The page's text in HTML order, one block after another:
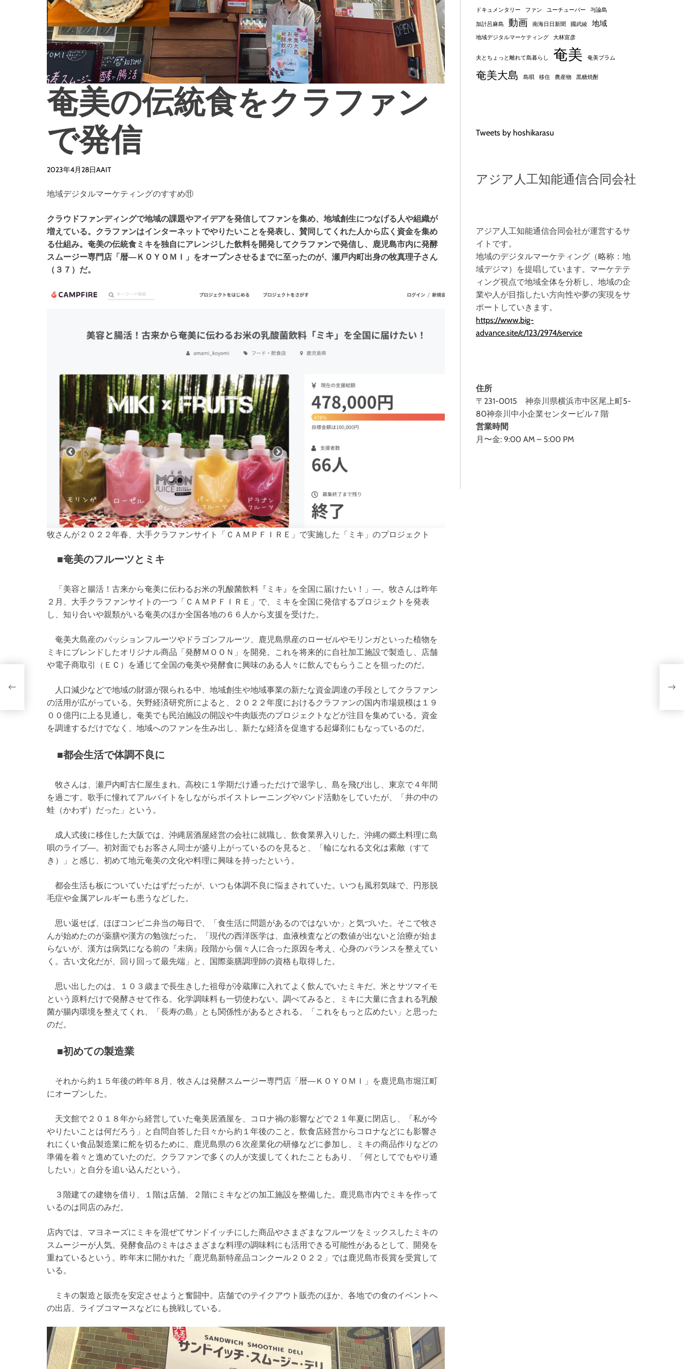
奄美の伝統食をクラファン
で発信
2023年4月28日AAIT
地域デジタルマーケティングのすすめ⑪
クラウドファンディングで地域の課題やアイデアを発信してファンを集め、地域創生につなげる人や組織が
増えている。クラファンはインターネットでやりたいことを発表し、賛同してくれた人から広く資金を集め
る仕組み。奄美の伝統食ミキを独自にアレンジした飲料を開発してクラファンで発信し、鹿児島市内に発酵
スムージー専門店「暦―ＫＯＹＯＭＩ」をオープンさせるまでに至ったのが、瀬戸内町出身の牧真理子さん
（３７）だ。
牧さんが２０２２年春、大手クラファンサイト「ＣＡＭＰＦＩＲＥ」で実施した「ミキ」のプロジェクト
■奄美のフルーツとミキ
「美容と腸活！古来から奄美に伝わるお米の乳酸菌飲料『ミキ』を全国に届けたい！」―。牧さんは昨年
２月、大手クラファンサイトの一つ「ＣＡＭＰＦＩＲＥ」で、ミキを全国に発信するプロジェクトを発表
し、知り合いや親類がいる奄美のほか全国各地の６６人から支援を受けた。
奄美大島産のパッションフルーツやドラゴンフルーツ、鹿児島県産のローゼルやモリンガといった植物を
ミキにブレンドしたオリジナル商品「発酵ＭＯＯＮ」を開発。これを将来的に自社加工施設で製造し、店舗
や電子商取引（ＥＣ）を通じて全国の奄美や発酵食に興味のある人々に飲んでもらうことを狙ったのだ。
人口減少などで地域の財源が限られる中、地域創生や地域事業の新たな資金調達の手段としてクラファン
の活用が広がっている。矢野経済研究所によると、２０２２年度におけるクラファンの国内市場規模は１９
００億円に上る見通し。奄美でも民泊施設の開設や牛肉販売のプロジェクトなどが注目を集めている。資金
を調達するだけでなく、地域へのファンを生み出し、新たな経済を促進する起爆剤にもなっているのだ。
■都会生活で体調不良に
牧さんは、瀬戸内町古仁屋生まれ。高校に１学期だけ通っただけで退学し、島を飛び出し、東京で４年間
を過ごす。歌手に憧れてアルバイトをしながらボイストレーニングやバンド活動をしていたが、「井の中の
蛙（かわず）だった」という。
成人式後に移住した大阪では、沖縄居酒屋経営の会社に就職し、飲食業界入りした。沖縄の郷土料理に島
唄のライブ―。初対面でもお客さん同士が盛り上がっているのを見ると、「輪になれる文化は素敵（すて
き）」と感じ、初めて地元奄美の文化や料理に興味を持ったという。
都会生活も板についていたはずだったが、いつも体調不良に悩まされていた。いつも風邪気味で、円形脱
毛症や金属アレルギーも患うなどした。
思い返せば、ほぼコンビニ弁当の毎日で、「食生活に問題があるのではないか」と気づいた。そこで牧さ
んが始めたのが薬膳や漢方の勉強だった。「現代の西洋医学は、血液検査などの数値が出ないと治療が始ま
らないが、漢方は病気になる前の『未病』段階から個々人に合った原因を考え、心身のバランスを整えてい
く。古い文化だが、回り回って最先端」と、国際薬膳調理師の資格も取得した。
思い出したのは、１０３歳まで長生きした祖母が冷蔵庫に入れてよく飲んでいたミキだ。米とサツマイモ
という原料だけで発酵させて作る。化学調味料も一切使わない。調べてみると、ミキに大量に含まれる乳酸
菌が腸内環境を整えてくれ、「長寿の島」とも関係性があるとされる。「これをもっと広めたい」と思った
のだ。
■初めての製造業
それから約１５年後の昨年８月、牧さんは発酵スムージー専門店「暦―ＫＯＹＯＭＩ」を鹿児島市堀江町
にオープンした。
天文館で２０１８年から経営していた奄美居酒屋を、コロナ禍の影響などで２１年夏に閉店し、「私が今
やりたいことは何だろう」と自問自答した日々から約１年後のこと。飲食店経営からコロナなどにも影響さ
れにくい食品製造業に舵を切るために、鹿児島県の６次産業化の研修などに参加し、ミキの商品作りなどの
準備を着々と進めていたのだ。クラファンで多くの人が支援してくれたこともあり、「何としてでもやり通
したい」と自分を追い込んだという。
３階建ての建物を借り、１階は店舗、２階にミキなどの加工施設を整備した。鹿児島市内でミキを作って
いるのは同店のみだ。
店内では、マヨネーズにミキを混ぜてサンドイッチにした商品やさまざまなフルーツをミックスしたミキの
スムージーが人気。発酵食品のミキはさまざまな料理の調味料にも活用できる可能性があるとして、開発を
重ねているという。昨年末に開かれた「鹿児島新特産品コンクール２０２２」では鹿児島市長賞を受賞して
いる。
ミキの製造と販売を安定させようと奮闘中。店舗でのテイクアウト販売のほか、各地での食のイベントへ
の出店、ライブコマースなどにも挑戦している。
ドキュメンタリー ファン ユーチューバー 与論島
加計呂麻島 動画 南海日日新聞 國武綾 地域
地域デジタルマーケティング 大林宣彦
夫とちょっと離れて島暮らし 奄美 奄美プラム
奄美大島 島唄 移住 農産物 黒糖焼酎
Tweets by hoshikarasu
アジア人工知能通信合同会社
アジア人工知能通信合同会社が運営するサ
イトです。
地域のデジタルマーケティング（略称：地
域デジマ）を提唱しています。マーケテテ
ィング視点で地域全体を分析し、地域の企
業や人が目指したい方向性や夢の実現をサ
ポートしていきます。
https://www.big-
advance.site/c/123/2974/service
住所
〒231-0015 神奈川県横浜市中区尾上町5-
80神奈川中小企業センタービル７階
営業時間
月〜金: 9:00 AM – 5:00 PM